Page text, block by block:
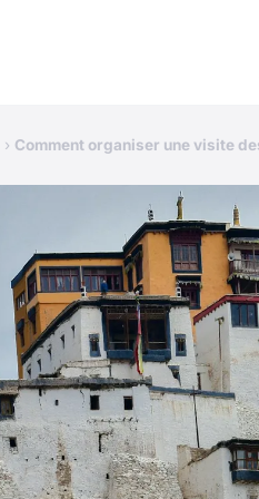
› Comment organiser une visite